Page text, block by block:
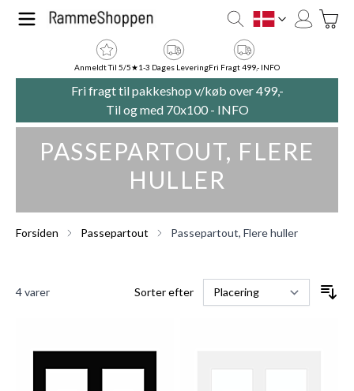
Skip to Content
DK
Anmeldt Til 5/5★1-3 Dages LeveringFri Fragt 499,- INFO
Fri fragt til pakkeshop v/køb over 499,-
Til og med 70x100 - INFO
PASSEPARTOUT, FLERE
HULLER
Forsiden Passepartout Passepartout, Flere huller
4varer Sorter efter